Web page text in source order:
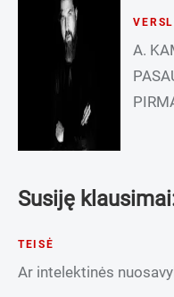
A.
Susiję
TEISĖ
Ar intelektinės